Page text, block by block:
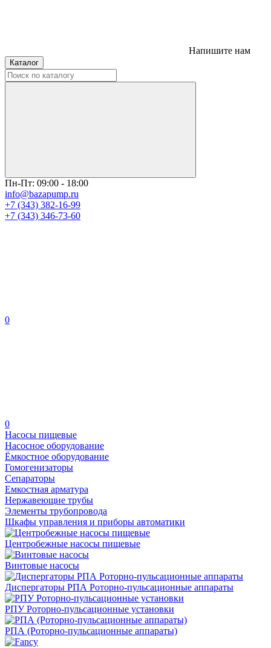
Напишите нам
Каталог
Пн-Пт: 09:00 - 18:00
info@bazapump.ru
+7 (343) 382-16-99
+7 (343) 346-73-‬60
0
0
Насосы пищевые
Насосное оборудование
Ёмкостное оборудование
Гомогенизаторы
Сепараторы
Емкостная арматура
Нержавеющие трубы
Элементы трубопровода
Шкафы управления и приборы автоматики
Центробежные насосы пищевые
Винтовые насосы
Диспергаторы РПА Роторно-пульсационные аппараты
РПУ Роторно-пульсационные установки
РПА (Роторно-пульсационные аппараты)